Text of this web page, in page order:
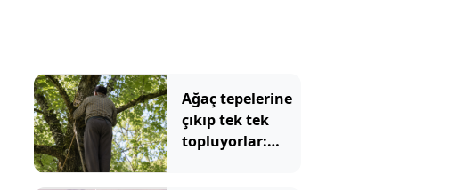
Ağaç tepelerine
çıkıp tek tek
topluyorlar: